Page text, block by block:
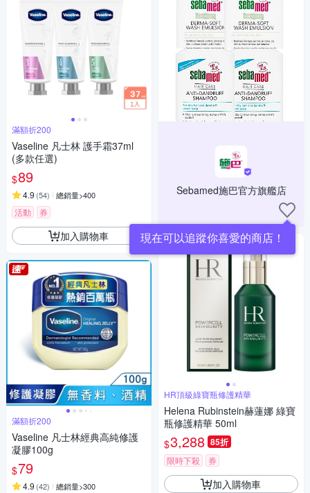
滿額折200
Vaseline 凡士林 護手霜37ml
(多款任選)
$89
4.9 (54) 總銷量>400
活動 券
加入購物車
滿額折200
Vaseline 凡士林經典高純修護
凝膠100g
$79
4.9 (42) 總銷量>300
Sebamed施巴官方旗艦店
現在可以追蹤你喜愛的商店！
HR頂級綠寶瓶修護精華
Helena Rubinstein赫蓮娜 綠寶
瓶修護精華 50ml
$3,288 85折
限時下殺 券
加入購物車